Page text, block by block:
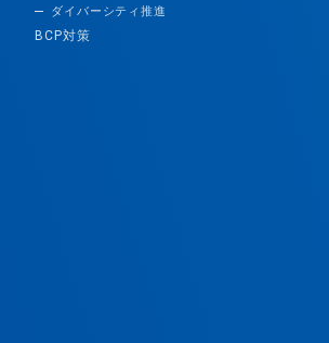
ダイバーシティ推進
BCP対策